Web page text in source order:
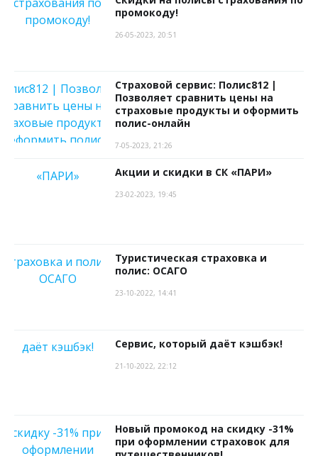
промокоду!
26-05-2023, 20:51
Страховой сервис: Полис812 |
Позволяет сравнить цены на
страховые продукты и оформить
полис-онлайн
7-05-2023, 21:26
Акции и скидки в СК «ПАРИ»
23-02-2023, 19:45
Туристическая страховка и
полис: ОСАГО
23-10-2022, 14:41
Сервис, который даёт кэшбэк!
21-10-2022, 22:12
Новый промокод на скидку -31%
при оформлении страховок для